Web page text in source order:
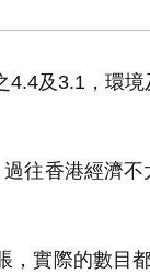
及3.1，環
往香港經濟
實際的數目